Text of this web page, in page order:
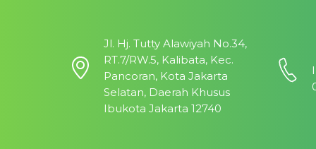
Jl. Hj. Tutty Alawiyah No.34,
RT.7/RW.5, Kalibata, Kec.
Pancoran, Kota Jakarta
Selatan, Daerah Khusus
Ibukota Jakarta 12740